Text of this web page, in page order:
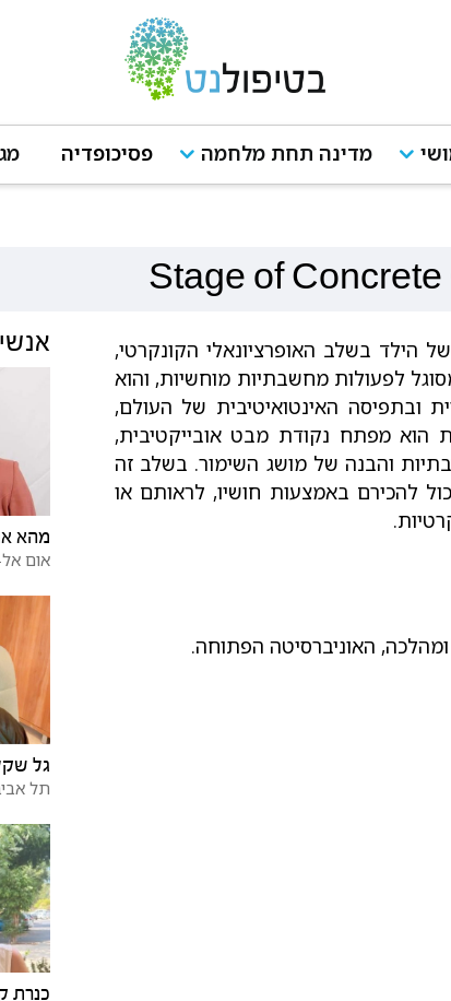
מדינה תחת מלחמה פסיכופדיה
Stage of
של הילד בשלב האופרציונאלי הקונקרטי,
לפעולות מחשבתיות מוחשיות, והוא
ובתפיסה האינטואיטיבית של העולם,
הוא מפתח נקודת מבט אובייקטיבית,
והבנה של מושג השימור. בשלב זה
להכירם באמצעות חושיו, לראותם או
מהא
אום
גל
תל
כנרת